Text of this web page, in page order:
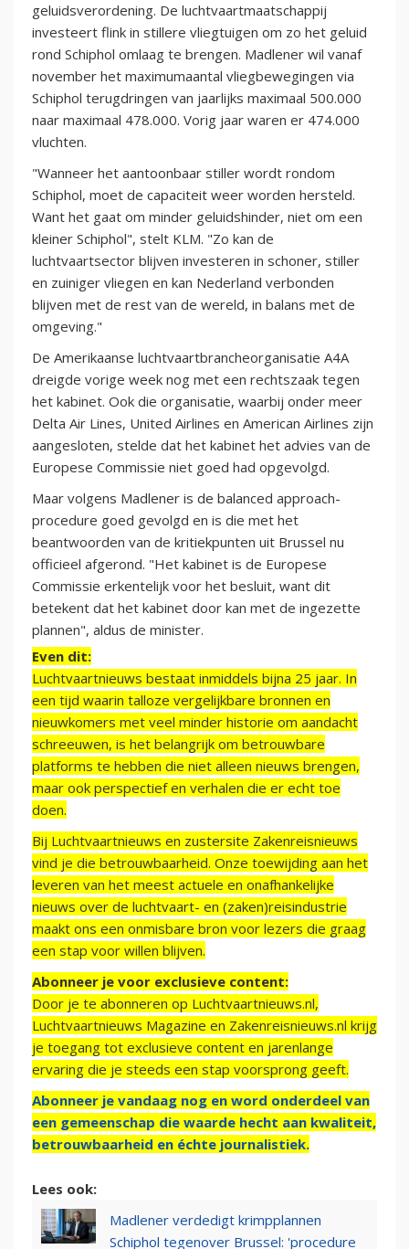
geluidsverordening. De luchtvaartmaatschappij
investeert flink in stillere vliegtuigen om zo het geluid
rond Schiphol omlaag te brengen. Madlener wil vanaf
november het maximumaantal vliegbewegingen via
Schiphol terugdringen van jaarlijks maximaal 500.000
naar maximaal 478.000. Vorig jaar waren er 474.000
vluchten.
"Wanneer het aantoonbaar stiller wordt rondom
Schiphol, moet de capaciteit weer worden hersteld.
Want het gaat om minder geluidshinder, niet om een
kleiner Schiphol", stelt KLM. "Zo kan de
luchtvaartsector blijven investeren in schoner, stiller
en zuiniger vliegen en kan Nederland verbonden
blijven met de rest van de wereld, in balans met de
omgeving."
De Amerikaanse luchtvaartbrancheorganisatie A4A
dreigde vorige week nog met een rechtszaak tegen
het kabinet. Ook die organisatie, waarbij onder meer
Delta Air Lines, United Airlines en American Airlines zijn
aangesloten, stelde dat het kabinet het advies van de
Europese Commissie niet goed had opgevolgd.
Maar volgens Madlener is de balanced approach-
procedure goed gevolgd en is die met het
beantwoorden van de kritiekpunten uit Brussel nu
officieel afgerond. "Het kabinet is de Europese
Commissie erkentelijk voor het besluit, want dit
betekent dat het kabinet door kan met de ingezette
plannen", aldus de minister.
Even dit:
Luchtvaartnieuws bestaat inmiddels bijna 25 jaar. In
een tijd waarin talloze vergelijkbare bronnen en
nieuwkomers met veel minder historie om aandacht
schreeuwen, is het belangrijk om betrouwbare
platforms te hebben die niet alleen nieuws brengen,
maar ook perspectief en verhalen die er echt toe
doen.
Bij Luchtvaartnieuws en zustersite Zakenreisnieuws
vind je die betrouwbaarheid. Onze toewijding aan het
leveren van het meest actuele en onafhankelijke
nieuws over de luchtvaart- en (zaken)reisindustrie
maakt ons een onmisbare bron voor lezers die graag
een stap voor willen blijven.
Abonneer je voor exclusieve content:
Door je te abonneren op Luchtvaartnieuws.nl,
Luchtvaartnieuws Magazine en Zakenreisnieuws.nl krijg
je toegang tot exclusieve content en jarenlange
ervaring die je steeds een stap voorsprong geeft.
Abonneer je vandaag nog en word onderdeel van
een gemeenschap die waarde hecht aan kwaliteit,
betrouwbaarheid en échte journalistiek.
Lees ook:
Madlener verdedigt krimpplannen
Schiphol tegenover Brussel: 'procedure